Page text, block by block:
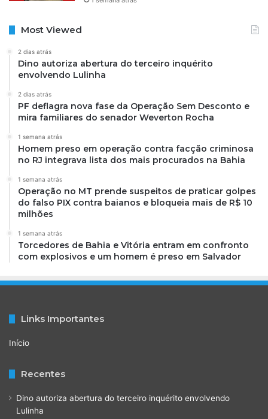
Most Viewed
2 dias atrás
Dino autoriza abertura do terceiro inquérito
envolvendo Lulinha
2 dias atrás
PF deflagra nova fase da Operação Sem Desconto e
mira familiares do senador Weverton Rocha
1 semana atrás
Homem preso em operação contra facção criminosa
no RJ integrava lista dos mais procurados na Bahia
1 semana atrás
Operação no MT prende suspeitos de praticar golpes
do falso PIX contra baianos e bloqueia mais de R$ 10
milhões
1 semana atrás
Torcedores de Bahia e Vitória entram em confronto
com explosivos e um homem é preso em Salvador
Links Importantes
Início
Recentes
Dino autoriza abertura do terceiro inquérito envolvendo
Lulinha